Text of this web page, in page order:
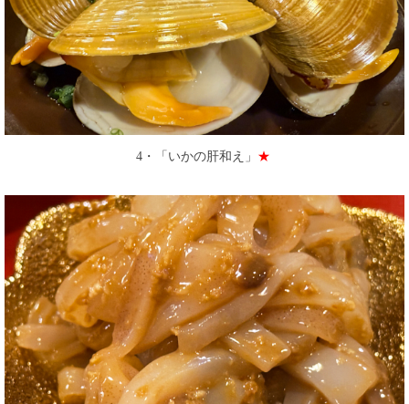
4・「いかの肝和え」 ★